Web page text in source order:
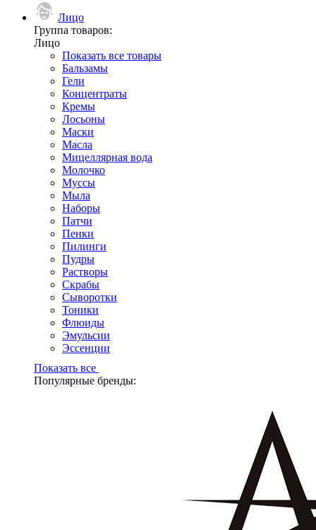
Лицо
Группа товаров:
Лицо
Показать все товары
Бальзамы
Гели
Концентраты
Кремы
Лосьоны
Маски
Масла
Мицеллярная вода
Молочко
Муссы
Мыла
Наборы
Патчи
Пенки
Пилинги
Пудры
Растворы
Скрабы
Сыворотки
Тоники
Флюиды
Эмульсии
Эссенции
Показать все
Популярные бренды: